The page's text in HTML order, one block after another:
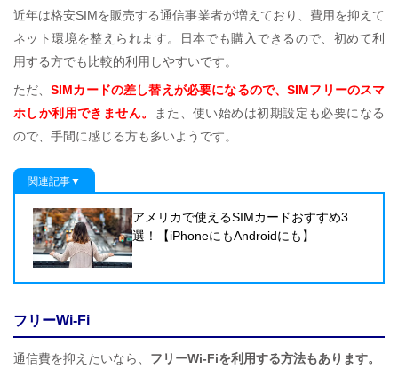
近年は格安SIMを販売する通信事業者が増えており、費用を抑えて
ネット環境を整えられます。日本でも購入できるので、初めて利
用する方でも比較的利用しやすいです。
ただ、SIMカードの差し替えが必要になるので、SIMフリーのスマ
ホしか利用できません。
また、使い始めは初期設定も必要になる
ので、手間に感じる方も多いようです。
関連記事▼
アメリカで使えるSIMカードおすすめ3
選！【iPhoneにもAndroidにも】
フリーWi-Fi
通信費を抑えたいなら、 フリーWi-Fiを利用する方法もあります。